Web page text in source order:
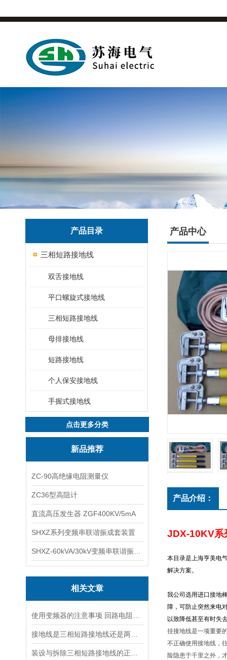
产品目录
三相短路接地线
双舌接地线
平口螺旋式接地线
三相短路接地线
母排接地线
短路接地线
个人保安接地线
手握式接地线
点击更多分类
新品推荐
ZC-90高绝缘电阻测量仪
ZC36型高阻计
直流高压发生器 ZGF400KV/5mA
SHXZ系列变频串联谐振成套装置
相关文章
产品中心
产品介绍：
JDX-10KV系
本目录是上海亨美电
解决方案。
我公司选用进口接地
障，可防止突然来电
以致降低甚至有时失
挂接地线是一项重要
不正确使用接地线，
险隐患于千里之外，